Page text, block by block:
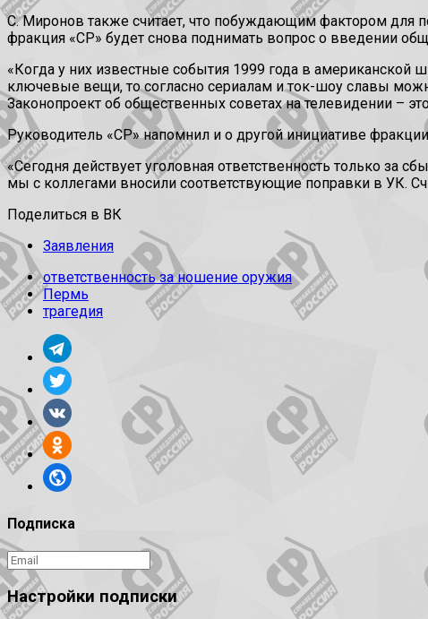
С. Миронов также считает, что побуждающим фактором для
фракция «СР» будет снова поднимать вопрос о введении
«Когда у них известные события 1999 года в американской
ключевые вещи, то согласно сериалам и ток-шоу славы
Законопроект об общественных советах на телевидении –
Руководитель «СР» напомнил и о другой инициативе
«Сегодня действует уголовная ответственность только за
мы с коллегами вносили соответствующие поправки в УК.
Поделиться в ВК
Заявления
ответственность за ношение оружия
Пермь
трагедия
Подписка
Настройки подписки